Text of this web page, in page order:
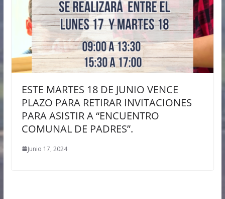
ESTE MARTES 18 DE JUNIO VENCE
PLAZO PARA RETIRAR INVITACIONES
PARA ASISTIR A “ENCUENTRO
COMUNAL DE PADRES”.
Junio 17, 2024